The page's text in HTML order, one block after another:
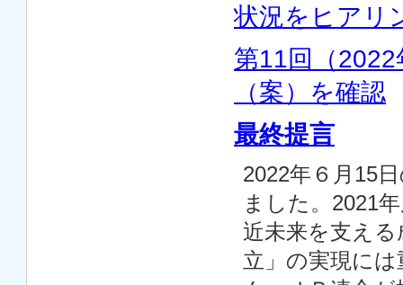
状況をヒアリ
第11回（
（案）を確認
最終提言
2022年６月15
ました。2021
近未来を支え
立」の実現に